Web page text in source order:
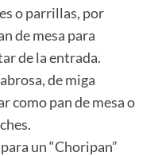
o parrillas, por
de mesa para
de la entrada.
de miga
como pan de mesa o
un “Choripan”